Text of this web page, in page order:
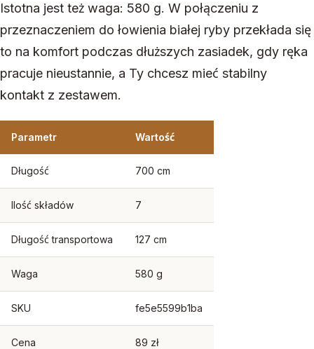
Istotna jest też waga: 580 g. W połączeniu z
przeznaczeniem do łowienia białej ryby przekłada się
to na komfort podczas dłuższych zasiadek, gdy ręka
pracuje nieustannie, a Ty chcesz mieć stabilny
kontakt z zestawem.
Parametr Wartość
Długość 700 cm
Ilość składów 7
Długość transportowa 127 cm
Waga 580 g
SKU fe5e5599b1ba
Cena 89 zł